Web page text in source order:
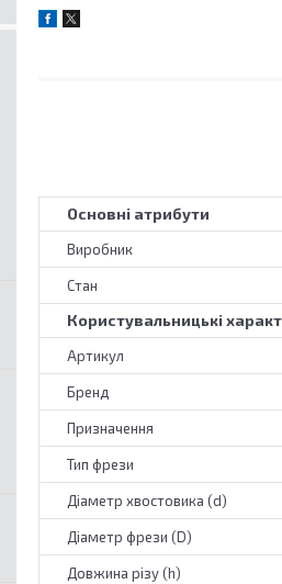
Основні атрибути
Виробник
Стан
Користувальницькі
Артикул
Бренд
Призначення
Тип фрези
Діаметр хвостовика (d)
Діаметр фрези (D)
Довжина різу (h)